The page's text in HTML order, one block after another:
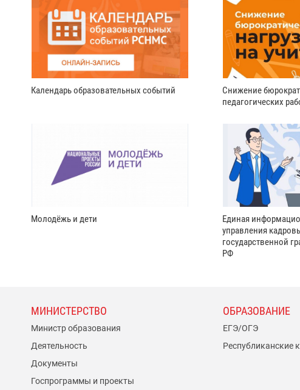
Календарь образовательных событий
Снижение
педагогических
Молодёжь и дети
Единая
управления
государственной
РФ
МИНИСТЕРСТВО
Министр образования
Деятельность
Документы
Госпрограммы и проекты
ОБРАЗОВАНИЕ
ЕГЭ/ОГЭ
Республиканские